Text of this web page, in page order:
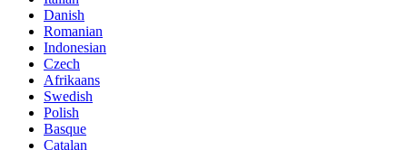
Danish
Romanian
Indonesian
Czech
Afrikaans
Swedish
Polish
Basque
Catalan